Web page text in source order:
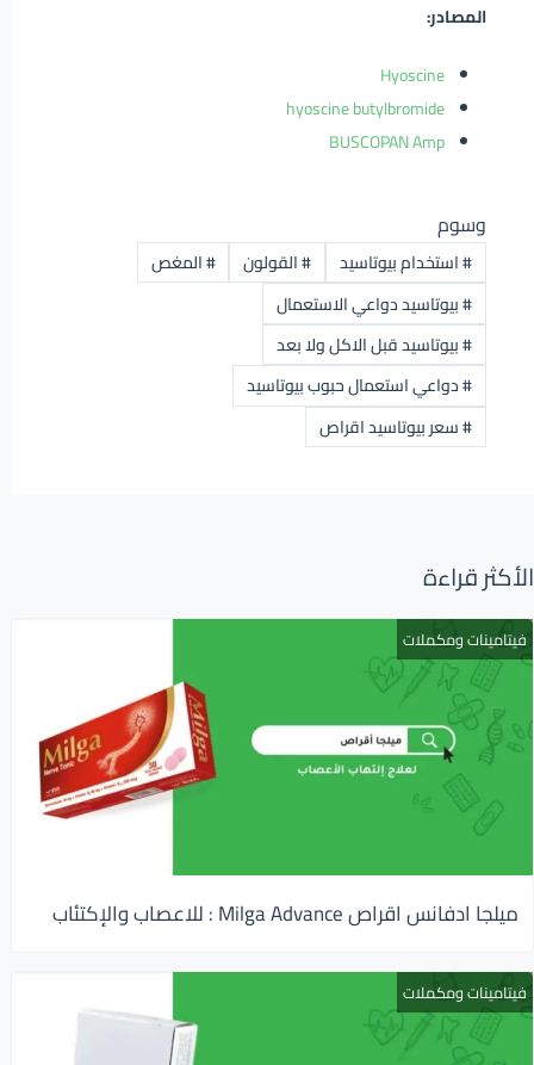
المصادر:
Hyoscine
hyoscine butylbromide
BUSCOPAN Amp
وسوم
#استخدام بيوتاسيد #القولون #المغص
#بيوتاسيد دواعي الاستعمال
#بيوتاسيد قبل الاكل ولا بعد
#دواعي استعمال حبوب بيوتاسيد
#سعر بيوتاسيد اقراص
الأكثر قراءة
فيتامينات ومكملات
ميلجا ادفانس اقراص Milga Advance : للاعصاب والإكتئاب
فيتامينات ومكملات